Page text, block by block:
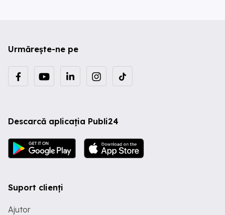
Urmărește-ne pe
Descarcă aplicația Publi24
Suport clienți
Ajutor